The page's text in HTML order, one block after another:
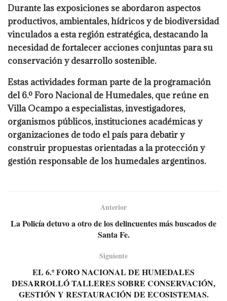
Durante las exposiciones se abordaron aspectos
productivos, ambientales, hídricos y de biodiversidad
vinculados a esta región estratégica, destacando la
necesidad de fortalecer acciones conjuntas para su
conservación y desarrollo sostenible.
Estas actividades forman parte de la programación
del 6.º Foro Nacional de Humedales, que reúne en
Villa Ocampo a especialistas, investigadores,
organismos públicos, instituciones académicas y
organizaciones de todo el país para debatir y
construir propuestas orientadas a la protección y
gestión responsable de los humedales argentinos.
Anterior
La Policía detuvo a otro de los delincuentes más buscados de
Santa Fe.
Siguiente
EL 6.º FORO NACIONAL DE HUMEDALES
DESARROLLÓ TALLERES SOBRE CONSERVACIÓN,
GESTIÓN Y RESTAURACIÓN DE ECOSISTEMAS.